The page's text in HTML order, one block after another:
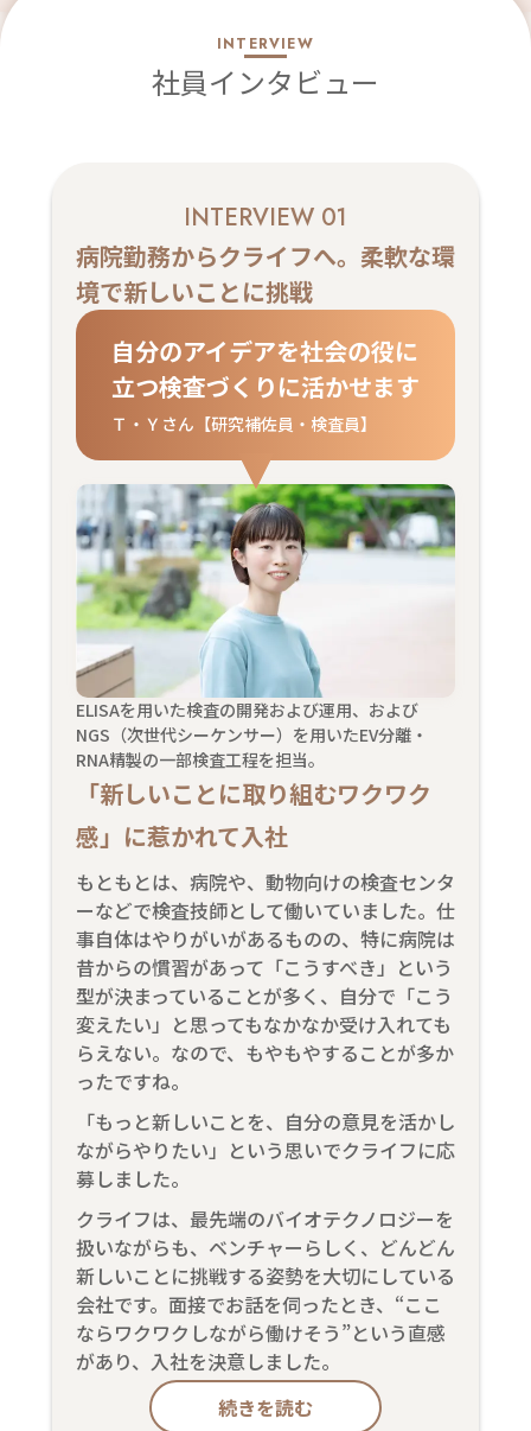
INTERVIEW
社員インタビュー
INTERVIEW 01
病院勤務からクライフへ。柔軟な環
境で新しいことに挑戦
自分のアイデアを社会の役に
立つ検査づくりに活かせます
Ｔ・Ｙさん【研究補佐員・検査員】
ELISAを用いた検査の開発および運用、および
NGS（次世代シーケンサー）を用いたEV分離・
RNA精製の一部検査工程を担当。
「新しいことに取り組むワクワク
感」に惹かれて入社
もともとは、病院や、動物向けの検査センタ
ーなどで検査技師として働いていました。仕
事自体はやりがいがあるものの、特に病院は
昔からの慣習があって「こうすべき」という
型が決まっていることが多く、自分で「こう
変えたい」と思ってもなかなか受け入れても
らえない。なので、もやもやすることが多か
ったですね。
「もっと新しいことを、自分の意見を活かし
ながらやりたい」という思いでクライフに応
募しました。
クライフは、最先端のバイオテクノロジーを
扱いながらも、ベンチャーらしく、どんどん
新しいことに挑戦する姿勢を大切にしている
会社です。面接でお話を伺ったとき、“ここ
ならワクワクしながら働けそう”という直感
があり、入社を決意しました。
続きを読む